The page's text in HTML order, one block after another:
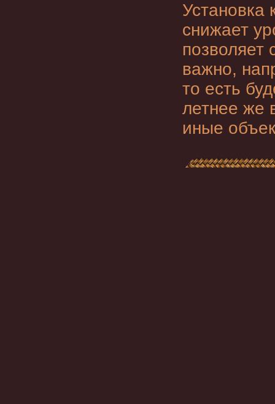
Установка
снижает
позволяет
важно,
то есть
летнее же
иные